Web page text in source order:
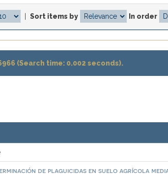
Sort items by In order
(Search time: 0.002 seconds).
de plaguicidas en suelo agrícola